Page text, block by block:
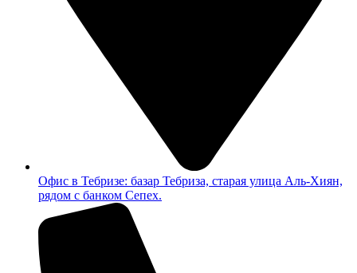
Офис в Тебризе: базар Тебриза, старая улица Аль-Хиян,
рядом с банком Сепех.